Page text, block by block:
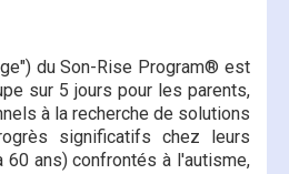
du Son-Rise Program® est
sur 5 jours pour les parents,
à la recherche de solutions
significatifs chez leurs
ans) confrontés à l'autisme,